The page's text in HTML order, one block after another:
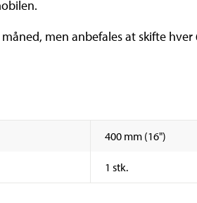
men anbefales at skifte
400 mm (16")
1 stk.